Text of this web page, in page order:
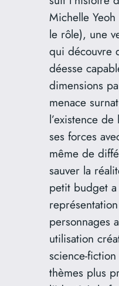
Michelle
le rôle), une
qui découvre
déesse
dimensions
menace
l’existence
ses forces
même de
sauver la
petit budget
personnages
utilisation
science-
thèmes plus